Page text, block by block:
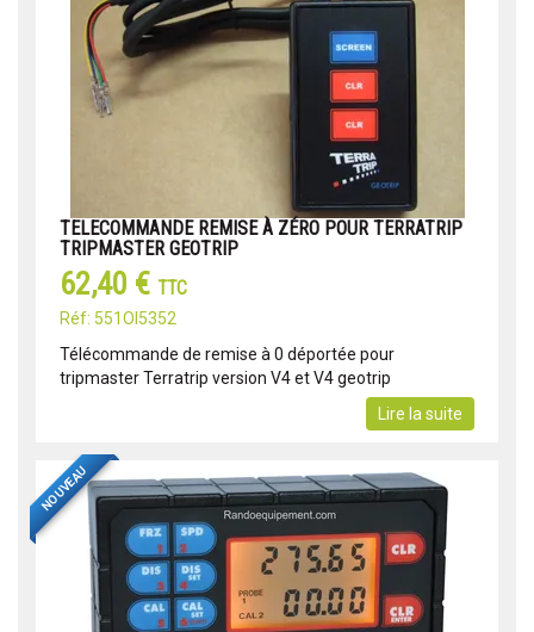
TELECOMMANDE REMISE À ZÉRO POUR TERRATRIP
TRIPMASTER GEOTRIP
62,40 € TTC
Réf: 551OI5352
Télécommande de remise à 0 déportée pour
tripmaster Terratrip version V4 et V4 geotrip
Lire la suite
NOUVEAU